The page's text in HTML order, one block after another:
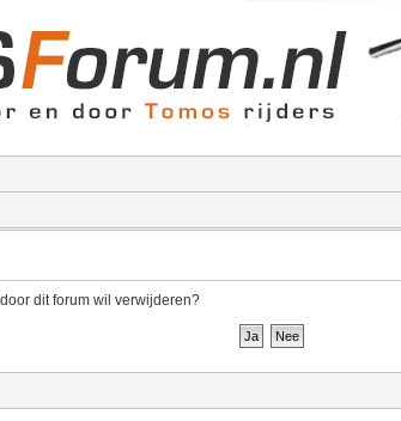
dit forum wil verwijderen?